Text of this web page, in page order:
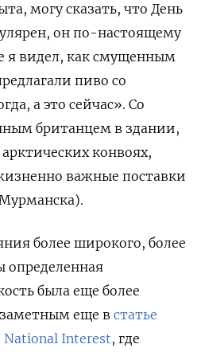
могу сказать, что День
он по-настоящему
я видел, как смущенным
пиво со
а это сейчас». Со
британцем в здании,
конвоях,
важные поставки
более широкого, более
определенная
была еще более
еще в статье
Interest, где